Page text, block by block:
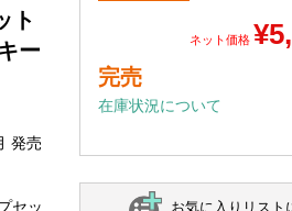
ト
ー
発売
セッ
ネット価格
完売
在庫状況について
お気に入りリスト